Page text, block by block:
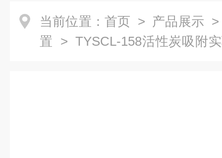
当前位置： 首页 > 产品展示
置 > TYSCL-158活性炭吸附